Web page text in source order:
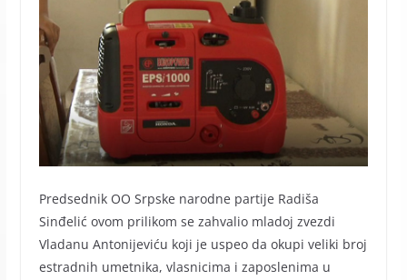
Predsednik OO Srpske narodne partije Radiša
Sinđelić ovom prilikom se zahvalio mladoj zvezdi
Vladanu Antonijeviću koji je uspeo da okupi veliki broj
estradnih umetnika, vlasnicima i zaposlenima u